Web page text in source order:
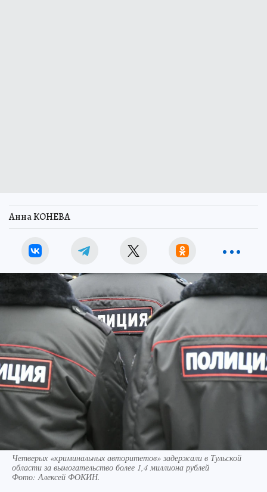
Анна КОНЕВА
Четверых «криминальных авторитетов» задержали в Тульской
области за вымогательство более 1,4 миллиона рублей
Фото:Алексей ФОКИН.